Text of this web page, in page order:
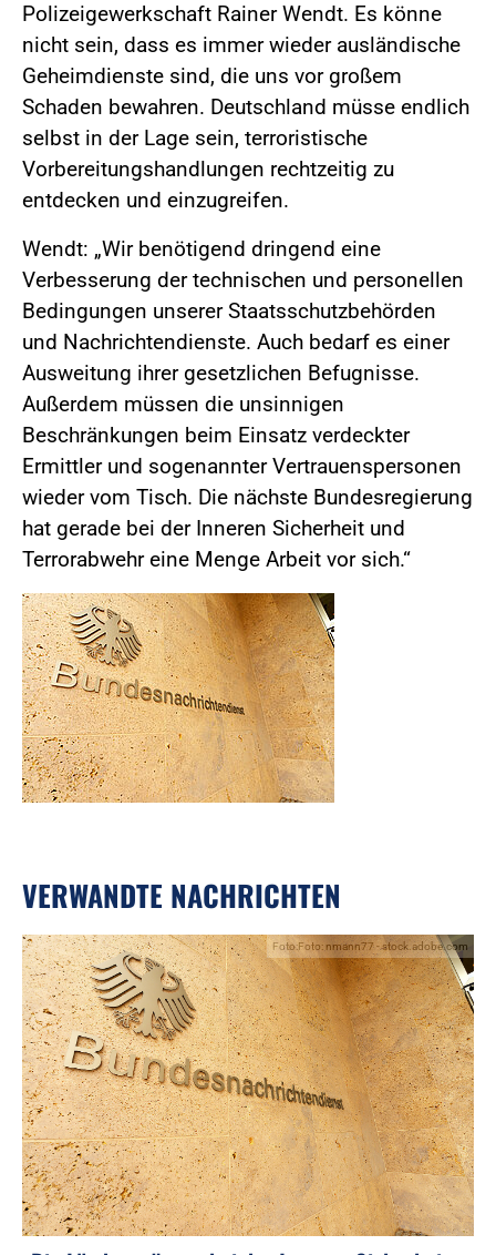
Polizeigewerkschaft Rainer Wendt. Es könne
nicht sein, dass es immer wieder ausländische
Geheimdienste sind, die uns vor großem
Schaden bewahren. Deutschland müsse endlich
selbst in der Lage sein, terroristische
Vorbereitungshandlungen rechtzeitig zu
entdecken und einzugreifen.
Wendt: „Wir benötigend dringend eine
Verbesserung der technischen und personellen
Bedingungen unserer Staatsschutzbehörden
und Nachrichtendienste. Auch bedarf es einer
Ausweitung ihrer gesetzlichen Befugnisse.
Außerdem müssen die unsinnigen
Beschränkungen beim Einsatz verdeckter
Ermittler und sogenannter Vertrauenspersonen
wieder vom Tisch. Die nächste Bundesregierung
hat gerade bei der Inneren Sicherheit und
Terrorabwehr eine Menge Arbeit vor sich.“
VERWANDTE NACHRICHTEN
Foto:Foto: nmann77 - stock.adobe.com